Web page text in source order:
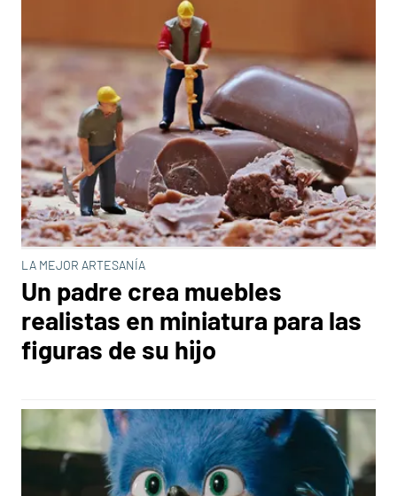
LA MEJOR ARTESANÍA
Un padre crea muebles
realistas en miniatura para las
figuras de su hijo